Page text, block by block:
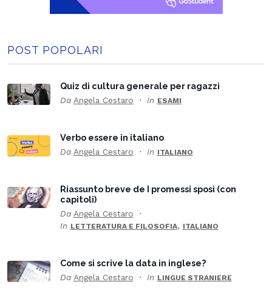
POST POPOLARI
Quiz di cultura generale per ragazzi
Da Angela Cestaro In ESAMI
Verbo essere in italiano
Da Angela Cestaro In ITALIANO
Riassunto breve de I promessi sposi (con
capitoli)
Da Angela Cestaro
In LETTERATURA E FILOSOFIA, ITALIANO
Come si scrive la data in inglese?
Da Angela Cestaro In LINGUE STRANIERE